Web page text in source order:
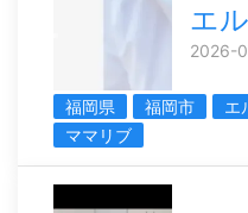
エ
2026-
福岡県 福岡市 エ
ママリブ